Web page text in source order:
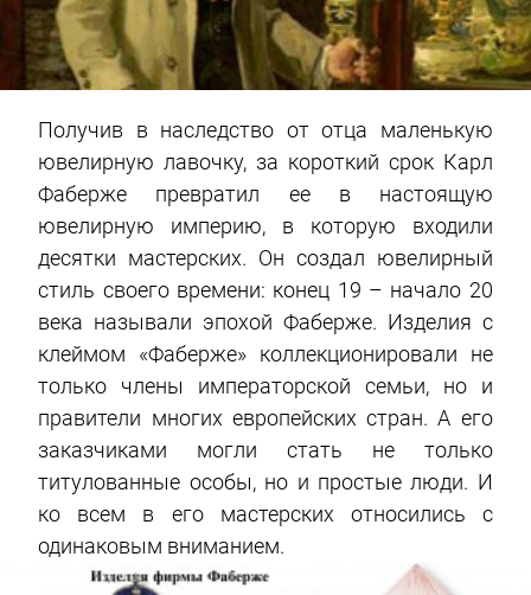
Получив в наследство от отца маленькую
ювелирную лавочку, за короткий срок Карл
Фаберже превратил ее в настоящую
ювелирную империю, в которую входили
десятки мастерских. Он создал ювелирный
стиль своего времени: конец 19 – начало 20
века называли эпохой Фаберже. Изделия с
клеймом «Фаберже» коллекционировали не
только члены императорской семьи, но и
правители многих европейских стран. А его
заказчиками могли стать не только
титулованные особы, но и простые люди. И
ко всем в его мастерских относились с
одинаковым вниманием.